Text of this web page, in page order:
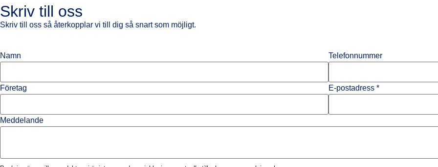
Skriv till oss
Skriv till oss så återkopplar vi till dig så snart som möjligt.
Namn
Företag
Telefonnummer
E-postadress *
Meddelande